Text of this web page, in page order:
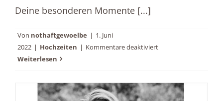
Deine besonderen Momente [...]
Von nothaftgewoelbe | 1. Juni
2022 | Hochzeiten | Kommentare deaktiviertfür
Photography
(Werbung)
Weiterlesen